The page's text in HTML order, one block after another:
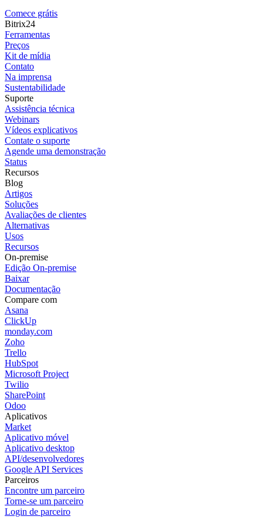
Comece grátis
Bitrix24
Ferramentas
Preços
Kit de mídia
Contato
Na imprensa
Sustentabilidade
Suporte
Assistência técnica
Webinars
Vídeos explicativos
Contate o suporte
Agende uma demonstração
Status
Recursos
Blog
Artigos
Soluções
Avaliações de clientes
Alternativas
Usos
Recursos
On-premise
Edição On-premise
Baixar
Documentação
Compare com
Asana
ClickUp
monday.com
Zoho
Trello
HubSpot
Microsoft Project
Twilio
SharePoint
Odoo
Aplicativos
Market
Aplicativo móvel
Aplicativo desktop
API/desenvolvedores
Google API Services
Parceiros
Encontre um parceiro
Torne-se um parceiro
Login de parceiro